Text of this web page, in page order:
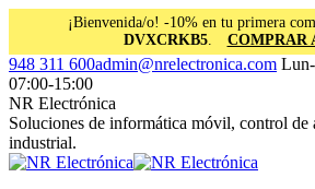
¡Bienvenida/o! -10% en tu primera
DVXCRKB5. COMPRAR
Saltar
al
contenido
Facebook
page
opens
in
new
window
Instagram
page
opens
in
new
window
Linkedin
page
opens
in
new
window
948 311 600admin@nrelectronica.com
07:00-15:00
NR Electrónica
Soluciones de informática móvil, control de
industrial.